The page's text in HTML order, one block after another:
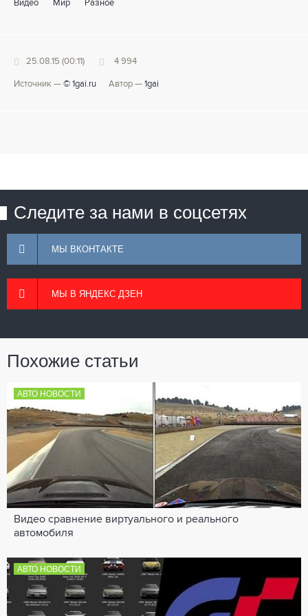
Видео Мир Разное
25.08.15 (00:11) 4 994
Источник — © 1gai.ru Автор — 1gai
Следите за нами в соцсетях
МЫ ВКОНТАКТЕ
МЫ В ЯНДЕКС ДЗЕН
Похожие статьи
АВТО НОВОСТИ
Видео сравнение виртуального и реального
автомобиля
АВТО НОВОСТИ